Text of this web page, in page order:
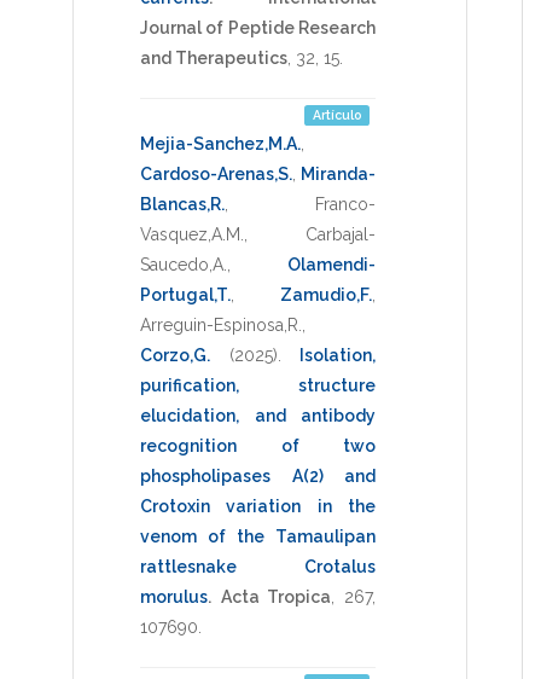
Journal of Peptide Research
and Therapeutics 32 15
Artículo
Mejia-Sanchez,M.A.
Cardoso-Arenas,S. Miranda-
Blancas,R.
Franco-
Vasquez,A.M.
Carbajal-
Saucedo,A.
Olamendi-
Portugal,T.
Zamudio,F.
Arreguin-Espinosa,R.
Corzo,G.
(2025)
Isolation,
purification, structure
elucidation, and antibody
recognition of two
phospholipases A(2) and
Crotoxin variation in the
venom of the Tamaulipan
rattlesnake Crotalus
morulus. Acta Tropica 267,
107690